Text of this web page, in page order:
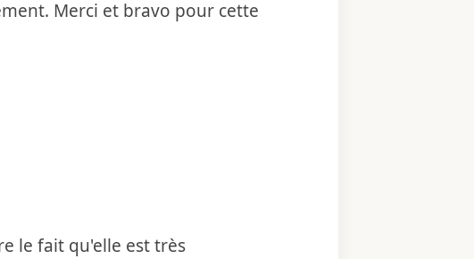
Merci et bravo pour cette
le fait qu'elle est très